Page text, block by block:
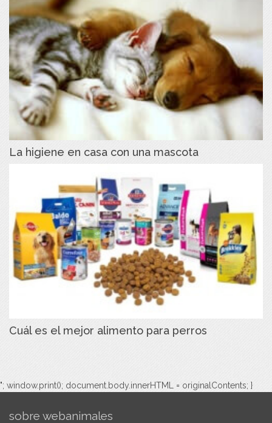
La higiene en casa con una mascota
Cuál es el mejor alimento para perros
"; window.print(); document.body.innerHTML = originalContents; }
sobre webanimales